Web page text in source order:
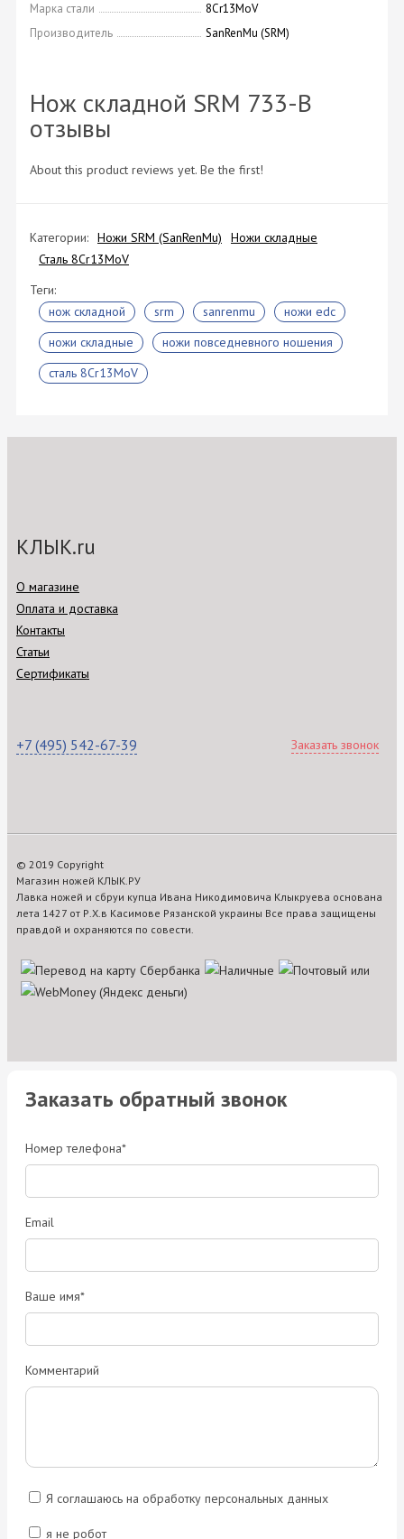
Марка стали
8Cr13MoV
Производитель
SanRenMu (SRM)
Нож складной SRM 733-B
отзывы
About this product reviews yet. Be the first!
Категории: Ножи SRM (SanRenMu)
Ножи складные
Сталь 8Cr13MoV
Теги:
нож складной
srm sanrenmu
ножи edc
ножи складные
ножи повседневного ношения
сталь 8Cr13MoV
КЛЫК.ru
О магазине
Оплата и доставка
Контакты
Статьи
Сертификаты
+7 (495) 542-67-39 Заказать звонок
© 2019 Copyright
Магазин ножей КЛЫК.РУ
Лавка ножей и сбруи купца Ивана Никодимовича Клыкруева основана
лета 1427 от Р.Х.в Касимове Рязанской украины Все права защищены
правдой и охраняются по совести.
Заказать обратный звонок
Номер телефона*
Email
Ваше имя*
Комментарий
Я соглашаюсь на обработку персональных данных
я не робот